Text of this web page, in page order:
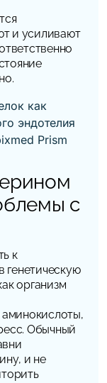
и усиливают
с
к
генетическую
организм
Обычный
и не